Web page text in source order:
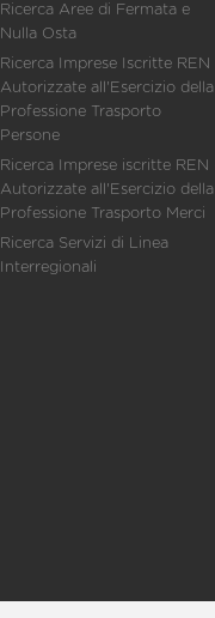
Ricerca Aree di Fermata e
Nulla Osta
Ricerca Imprese Iscritte REN
Autorizzate all'Esercizio della
Professione Trasporto
Persone
Ricerca Imprese iscritte REN
Autorizzate all'Esercizio della
Professione Trasporto Merci
Ricerca Servizi di Linea
Interregionali